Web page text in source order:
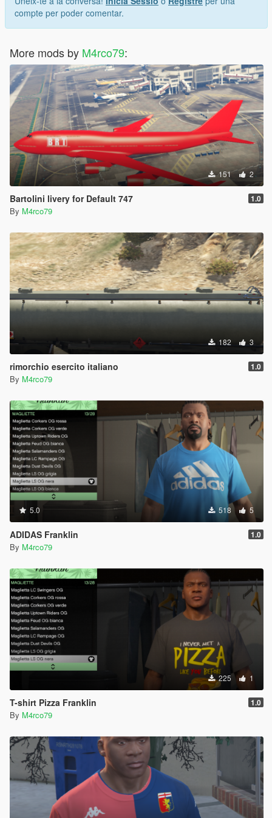
the changes
compte per poder comentar.
More mods by M4rco79:
151 2
Bartolini livery for Default 747 1.0
By M4rco79
182 3
rimorchio esercito italiano 1.0
By M4rco79
5.0 518 5
ADIDAS Franklin 1.0
By M4rco79
225 1
T-shirt Pizza Franklin 1.0
By M4rco79